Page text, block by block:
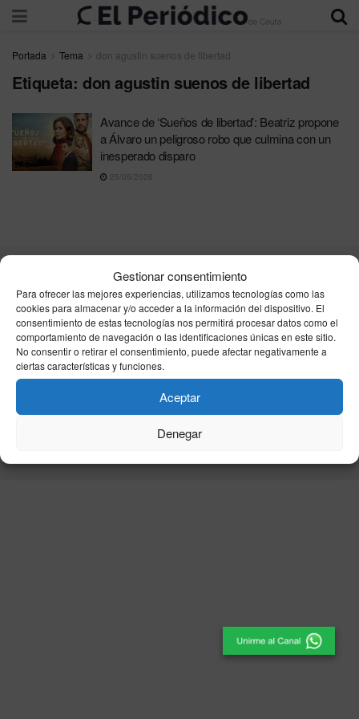
Gestionar consentimiento
Para ofrecer las mejores experiencias, utilizamos tecnologías como las
cookies para almacenar y/o acceder a la información del dispositivo. El
consentimiento de estas tecnologías nos permitirá procesar datos como el
comportamiento de navegación o las identificaciones únicas en este sitio.
No consentir o retirar el consentimiento, puede afectar negativamente a
ciertas características y funciones.
Aceptar
Denegar
Portada Tema don agustin suenos de libertad
Etiqueta: don agustin suenos de libertad
Avance de ‘Sueños de libertad’: Beatriz propone
a Álvaro un peligroso robo que culmina con un
inesperado disparo
25/05/2026
Contacta Publicidad Aviso Legal
Política de privacidad
Política de cookies
Unpu Group Solutions SL
El Periódico de Ceuta- Medio de Comunicación